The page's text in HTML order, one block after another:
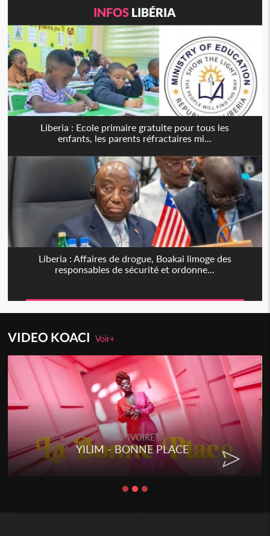
INFOS LIBÉRIA
Liberia : Ecole primaire gratuite pour tous les
enfants, les parents réfractaires mi...
Liberia : Affaires de drogue, Boakai limoge des
responsables de sécurité et ordonne...
VIDEO KOACIVoir+
RAP IVOIRE
YILIM - BONNE PLACE